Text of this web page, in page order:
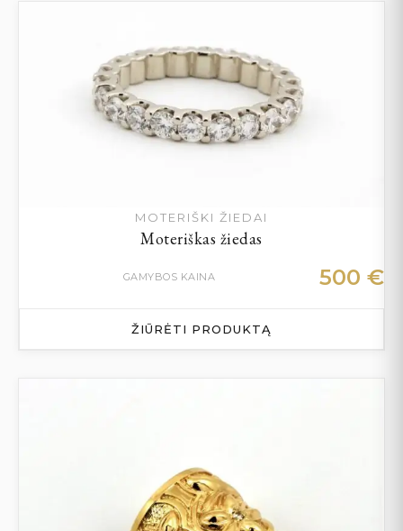
MOTERIŠKI ŽIEDAI
Moteriškas žiedas
GAMYBOS KAINA 500 €
ŽIŪRĖTI PRODUKTĄ